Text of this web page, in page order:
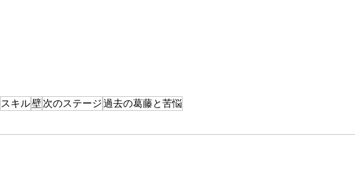
スキル壁 次のステージ 過去の葛藤と苦悩